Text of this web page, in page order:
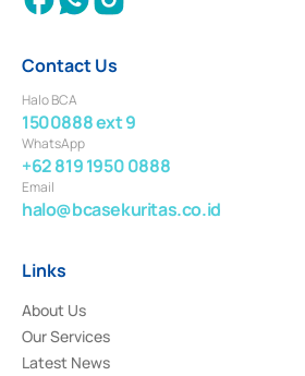
Contact Us
Halo BCA
1500888 ext 9
WhatsApp
+62 819 1950 0888
Email
halo@bcasekuritas.co.id
Links
About Us
Our Services
Latest News